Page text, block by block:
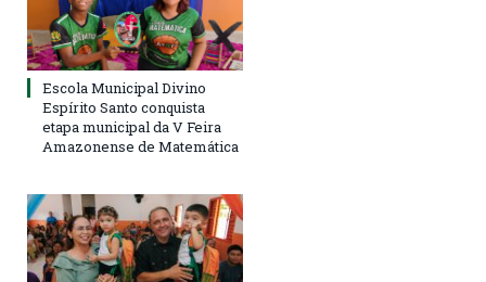
Escola Municipal Divino
Espírito Santo conquista
etapa municipal da V Feira
Amazonense de Matemática